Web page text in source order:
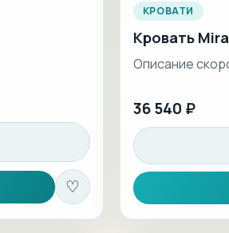
♡
КРОВАТИ
Кровать
Описание
36 540 ₽